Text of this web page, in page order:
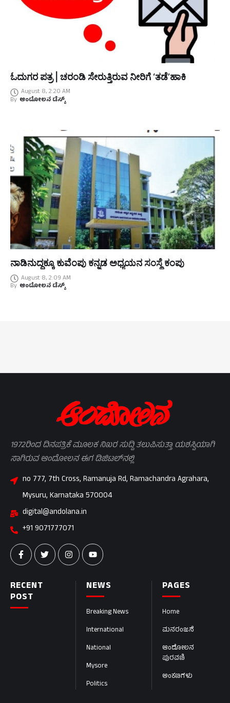
ಓದುಗರ ಪತ್ರ | ಚರಂಡಿ ಸೇರುತ್ತಿರುವ ನೀರಿಗೆ ‘ತಡೆ’ಹಾಕಿ
August 8, 2:20 AM
By ಆಂದೋಲನ ಡೆಸ್ಕ್
ನಾಡಿನುದ್ದಕ್ಕೂ ಕುವೆಂಪು ಕನ್ನಡ ಅಧ್ಯಯನ ಸಂಸ್ಥೆ ಕಂಪು
August 8, 2:09 AM
By ಆಂದೋಲನ ಡೆಸ್ಕ್
PAGES
Home
ಮನರಂಜನೆ
ಆಂದೋಲನ
ಪುರವಣಿ
ಅಂಕಣಗಳು
NEWS
Breaking News
International
National
Mysore
Politics
RECENT
POST
1972ರಿಂದ ದಿನಪತ್ರಿಕೆ ಮೂಲಕ ನಿಖರ ಸುದ್ದಿ ತಲುಪಿಸುತ್ತಾ ಯಶಸ್ವಿಯಾಗಿ
ಸಾಗಿರುವ ಆಂದೋಲನ ಈಗ ಡಿಜಿಟಲ್‌ನಲ್ಲಿ
no 777, 7th Cross, Ramanuja Rd, Ramachandra Agrahara,
Mysuru, Karnataka 570004
digital@andolana.in
+91 9071777071